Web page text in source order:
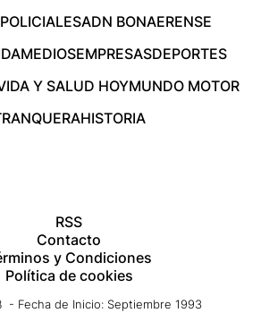
POLICIALESADN BONAERENSE
MEDIOSEMPRESASDEPORTES
Y SALUD HOYMUNDO MOTOR
HISTORIA
RSS
Contacto
y Condiciones
Política de cookies
- Fecha de Inicio: Septiembre 1993